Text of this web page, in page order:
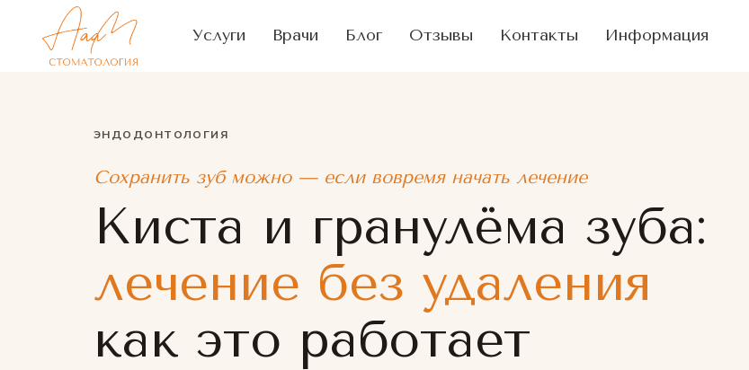
Услуги Врачи Блог Отзывы Контакты Информация
ЭНДОДОНТОЛОГИЯ
Сохранить зуб можно — если вовремя начать лечение
Киста и гранулёма зуба:
лечение без удаления
как это работает